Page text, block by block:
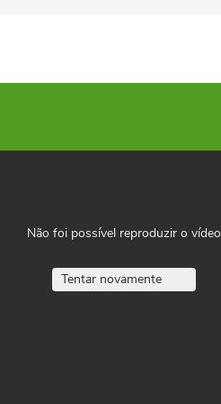
Não foi possível reproduzir o vídeo
Tentar novamente